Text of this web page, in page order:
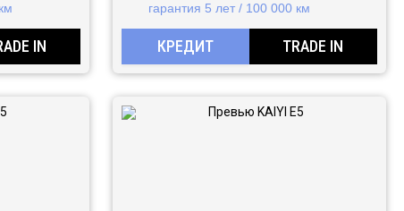
IN
гарантия 5 лет / 100 000 км
КРЕДИТ TRADE IN